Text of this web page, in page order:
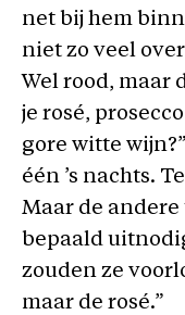
net bij hem
niet zo veel
Wel rood, maar
je rosé,
gore witte
één ’s nachts.
Maar de
bepaald
zouden ze
maar de rosé.”